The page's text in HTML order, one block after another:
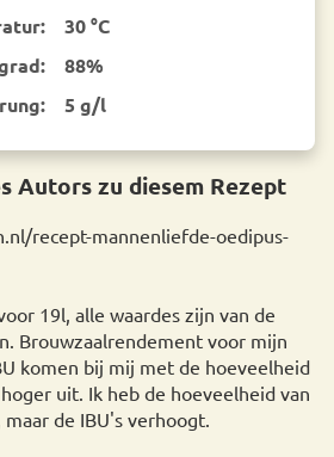
30 °C
88%
5 g/l
Autors zu diesem Rezept
recept-mannenliefde-oedipus-
19l, alle waardes zijn van de
Brouwzaalrendement voor mijn
komen bij mij met de hoeveelheid
uit. Ik heb de hoeveelheid van
de IBU's verhoogt.